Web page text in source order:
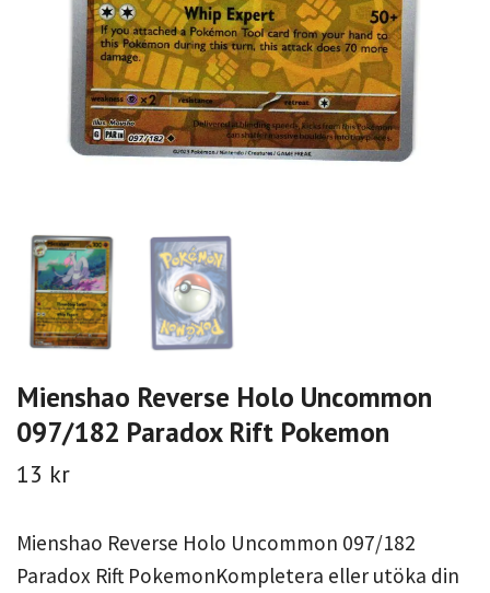
Mienshao Reverse Holo Uncommon
097/182 Paradox Rift Pokemon
13 kr
Mienshao Reverse Holo Uncommon 097/182
Paradox Rift PokemonKompletera eller utöka din